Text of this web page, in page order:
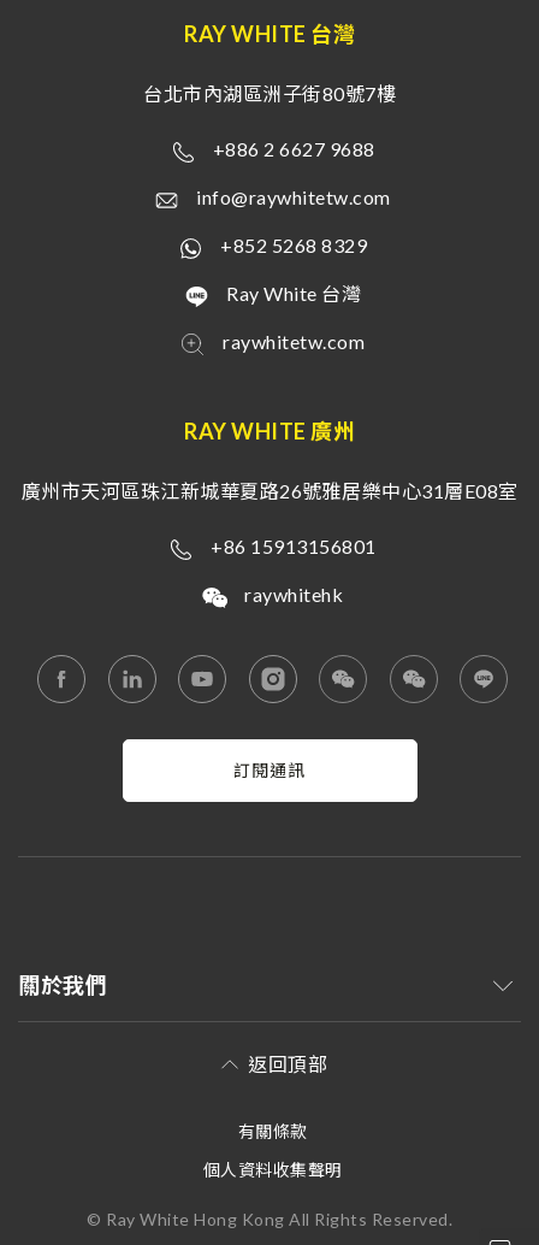
RAY WHITE 台灣
台北市內湖區洲子街80號7樓
+886 2 6627 9688
info@raywhitetw.com
+852 5268 8329
Ray White 台灣
raywhitetw.com
RAY WHITE 廣州
廣州市天河區珠江新城華夏路26號雅居樂中心31層E08室
+86 15913156801
raywhitehk
訂閱通訊
關於我們
返回頂部
有關條款
個人資料收集聲明
© Ray White Hong Kong All Rights Reserved.